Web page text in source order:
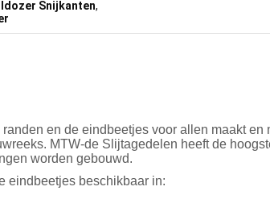
Snijkanten,
en de eindbeetjes voor allen maakt en
MTW-de Slijtagedelen heeft de
worden gebouwd.
eindbeetjes beschikbaar in: